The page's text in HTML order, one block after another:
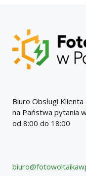
Biuro Obsługi
na Państwa pytania
od 8:00 do 18:00